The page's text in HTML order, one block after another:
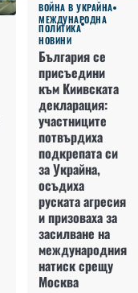
ВОЙНА В УКРАЙНА
МЕЖДУНАРОДНА
ПОЛИТИКА
НОВИНИ
България се
присъедини
към Киивската
декларация:
участниците
потвърдиха
подкрепата си
за Украйна,
осъдиха
руската агресия
и призоваха за
засилване на
международния
натиск срещу
Москва